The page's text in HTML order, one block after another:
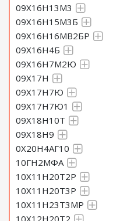
09Х16Н13М3
09Х16Н15М3Б
09Х16Н16МВ2БР
09Х16Н4Б
09Х16Н7М2Ю
09Х17Н
09Х17Н7Ю
09Х17Н7Ю1
09Х18Н10Т
09Х18Н9
0Х20Н4АГ10
10ГН2МФА
10Х11Н20Т2Р
10Х11Н20Т3Р
10Х11Н23Т3МР
10Х12Н20Т2